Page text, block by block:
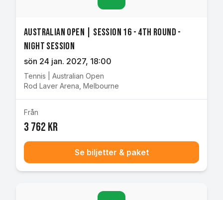
Australian Open | Session 16 - 4th Round -
Night Session
sön 24 jan. 2027, 18:00
Tennis
Australian Open
Rod Laver Arena Melbourne
Från
3 762 kr
Se biljetter & paket